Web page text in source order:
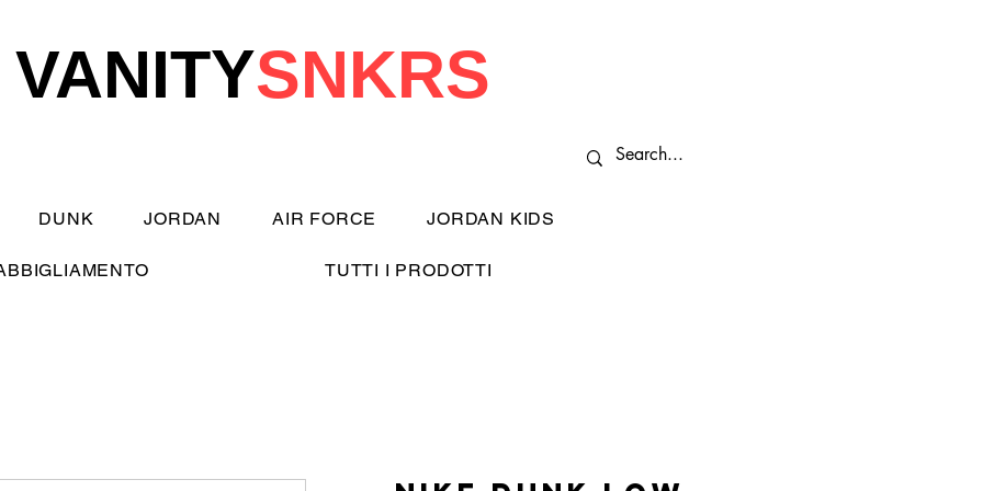
VANITYSNKRS
DUNK JORDAN AIR FORCE JORDAN KIDS
TUTTI I PRODOTTI